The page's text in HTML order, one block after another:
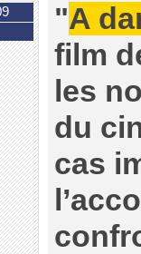
"A
film
les
du
cas